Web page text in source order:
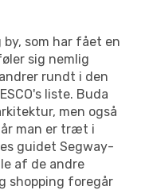
som har fået en
sig nemlig
rundt i den
liste. Buda
men også
man er træt i
guidet Segway-
af de andre
shopping foregår